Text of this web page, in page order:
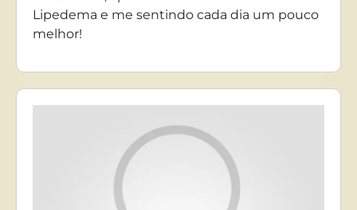
Lipedema e me sentindo cada dia um pouco
melhor!